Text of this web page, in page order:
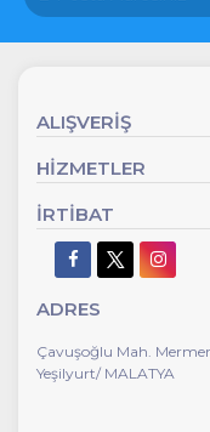
ALIŞVERİŞ
HİZMETLER
İRTİBAT
ADRES
Çavuşoğlu Mah.
Yeşilyurt/ MALATYA